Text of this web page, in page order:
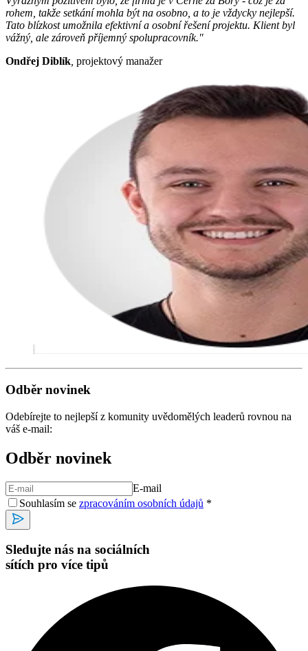
rohem, takže setkání mohla být na osobno, a to je vždycky nejlepší.
Tato blízkost umožnila efektivní a osobní řešení projektu. Klient byl
vážný, ale zároveň příjemný spolupracovník."
Ondřej Diblík projektový manažer
Odběr novinek
Odebírejte to nejlepší z komunity uvědomělých leaderů rovnou na
váš e-mail:
Odběr novinek
E-mail
Souhlasím se zpracováním osobních údajů *
Sledujte nás na sociálních
sítích pro více tipů